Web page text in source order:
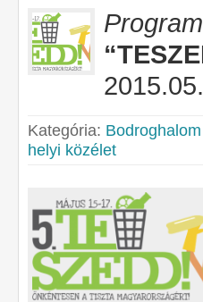
Kategória:
helyi közélet